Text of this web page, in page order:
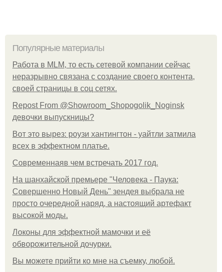
Популярные материалы
Работа в MLM, то есть сетевой компании сейчас
неразрывно связана с создание своего контента,
своей страницы в соц сетях.
Repost From @Showroom_Shopogolik_Noginsk
девочки выпускницы?
Вот это вырез: роузи хантингтон - уайтли затмила
всех в эффектном платьe.
Современнаяв чем встречать 2017 год.
На шанхайской премьере "Человека - Паука:
Совершенно Новый День" зендея выбрала не
просто очередной наряд, а настоящий артефакт
высокой моды.
Локоны для эффектной мамочки и её
обворожительной дочурки.
Вы можете прийти ко мне на съемку, любой.